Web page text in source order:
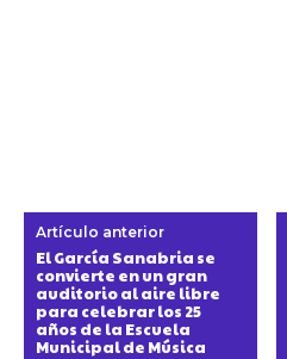
Artículo anterior
El García Sanabria se
convierte en un gran
auditorio al aire libre
para celebrar los 25
años de la Escuela
Municipal de Música